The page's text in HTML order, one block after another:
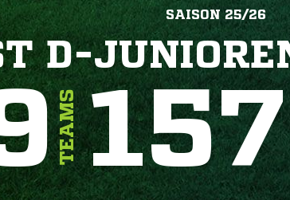
SAISON 25/26
D-
TEAMS